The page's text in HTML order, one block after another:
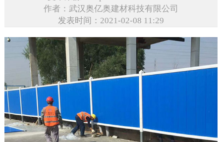
作者：武汉奥亿奥建材科技有限公司
发表时间：2021-02-08 11:29